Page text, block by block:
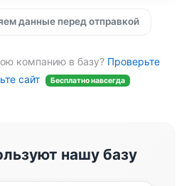
данные перед отправкой
компанию в базу? Проверьте
сайт
Бесплатно навсегда
нашу базу